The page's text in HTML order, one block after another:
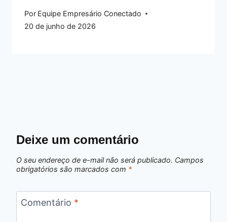
Por Equipe Empresário Conectado
20 de junho de 2026
Deixe um comentário
O seu endereço de e-mail não será publicado. Campos
obrigatórios são marcados com *
Comentário *